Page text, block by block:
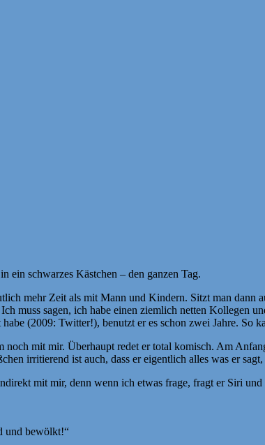
ein schwarzes Kästchen – den ganzen Tag.
mehr Zeit als mit Mann und Kindern. Sitzt man dann
muss sagen, ich habe einen ziemlich netten Kollegen
(2009: Twitter!), benutzt er es schon zwei Jahre. So
mit mir. Überhaupt redet er total komisch. Am
irritierend ist auch, dass er eigentlich alles was er
mit mir, denn wenn ich etwas frage, fragt er Siri
und bewölkt!“